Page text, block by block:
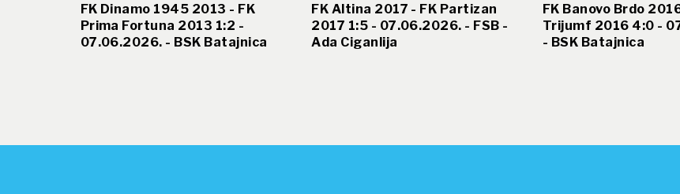
FK Dinamo 1945 2013 - FK
Prima Fortuna 2013 1:2 -
07.06.2026. - BSK Batajnica
FK Altina 2017 - FK Partizan
2017 1:5 - 07.06.2026. - FSB -
Ada Ciganlija
FK Banovo Brdo
Trijumf 2016 4:0 -
- BSK Batajnica